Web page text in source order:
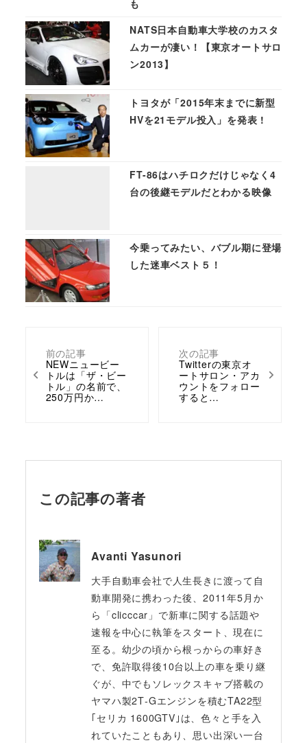
前の記事
NEWニュービー
トルは「ザ・ビー
トル」の名前で、
250万円か…
次の記事
Twitterの東京オ
ートサロン・アカ
ウントをフォロー
すると…
も
NATS日本自動車大学校のカスタ
ムカーが凄い！【東京オートサロ
ン2013】
トヨタが「2015年末までに新型
HVを21モデル投入」を発表 !
FT-86はハチロクだけじゃなく4
台の後継モデルだとわかる映像
今乗ってみたい、バブル期に登場
した迷車ベスト５！
この記事の著者
Avanti Yasunori
大手自動車会社で人生長きに渡って自
動車開発に携わった後、2011年5月か
ら「clicccar」で新車に関する話題や
速報を中心に執筆をスタート、現在に
至る。幼少の頃から根っからの車好き
で、免許取得後10台以上の車を乗り継
ぐが、中でもソレックスキャブ搭載の
ヤマハ製2T‐Gエンジンを積むTA22型
｢セリカ 1600GTV｣は、色々と手を入
れていたこともあり、思い出深い一台